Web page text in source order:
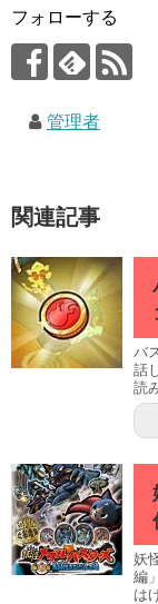
フォローする
管理者
関連記事
バ
話
読
妖
編
は